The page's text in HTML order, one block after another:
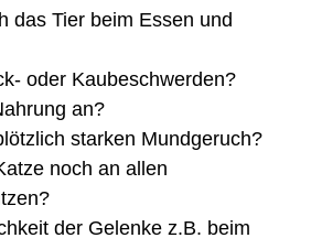
das Tier beim Essen und
oder Kaubeschwerden?
an?
starken Mundgeruch?
noch an allen
der Gelenke z.B. beim